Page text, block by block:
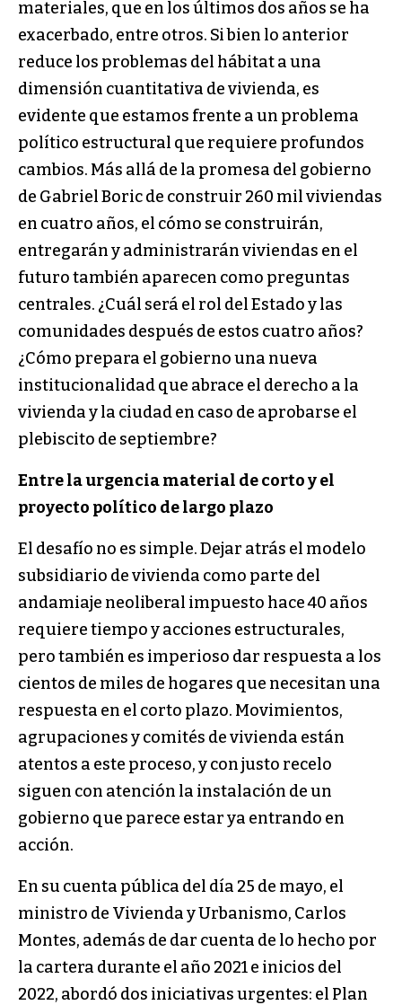
materiales, que en los últimos dos años se ha
exacerbado, entre otros. Si bien lo anterior
reduce los problemas del hábitat a una
dimensión cuantitativa de vivienda, es
evidente que estamos frente a un problema
político estructural que requiere profundos
cambios. Más allá de la promesa del gobierno
de Gabriel Boric de construir 260 mil viviendas
en cuatro años, el cómo se construirán,
entregarán y administrarán viviendas en el
futuro también aparecen como preguntas
centrales. ¿Cuál será el rol del Estado y las
comunidades después de estos cuatro años?
¿Cómo prepara el gobierno una nueva
institucionalidad que abrace el derecho a la
vivienda y la ciudad en caso de aprobarse el
plebiscito de septiembre?
Entre la urgencia material de corto y el
proyecto político de largo plazo
El desafío no es simple. Dejar atrás el modelo
subsidiario de vivienda como parte del
andamiaje neoliberal impuesto hace 40 años
requiere tiempo y acciones estructurales,
pero también es imperioso dar respuesta a los
cientos de miles de hogares que necesitan una
respuesta en el corto plazo. Movimientos,
agrupaciones y comités de vivienda están
atentos a este proceso, y con justo recelo
siguen con atención la instalación de un
gobierno que parece estar ya entrando en
acción.
En su cuenta pública del día 25 de mayo, el
ministro de Vivienda y Urbanismo, Carlos
Montes, además de dar cuenta de lo hecho por
la cartera durante el año 2021 e inicios del
2022, abordó dos iniciativas urgentes: el Plan